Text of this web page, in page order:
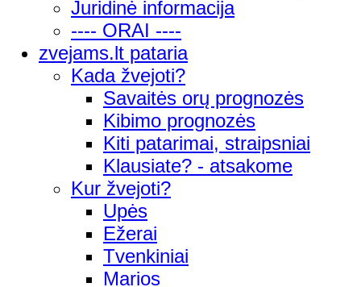
Juridinė informacija
---- ORAI ----
zvejams.lt pataria
Kada žvejoti?
Savaitės orų prognozės
Kibimo prognozės
Kiti patarimai, straipsniai
Klausiate? - atsakome
Kur žvejoti?
Upės
Ežerai
Tvenkiniai
Marios